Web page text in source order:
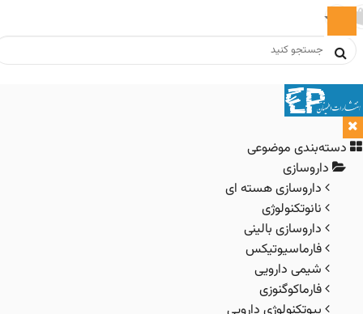
موضوعی
داروسازی هسته ای
نانوتکنولوژی
داروسازی بالینی
فارماسیوتیکس
شیمی دارویی
فارماکوگنوزی